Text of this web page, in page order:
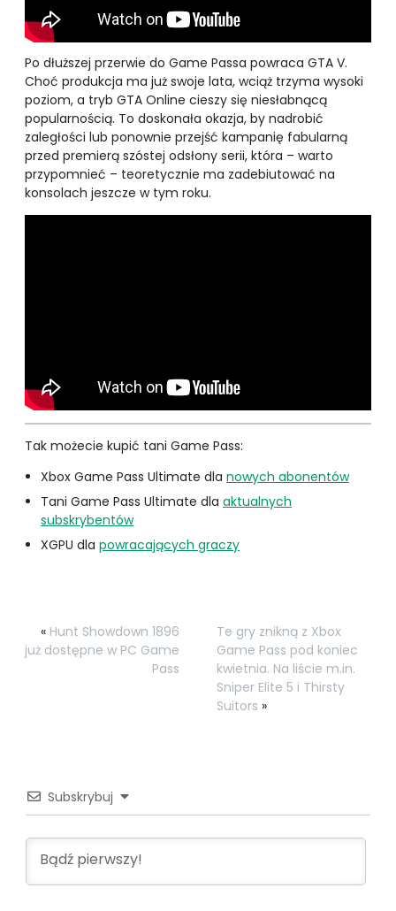
Po dłuższej przerwie do Game Passa powraca GTA V.
Choć produkcja ma już swoje lata, wciąż trzyma wysoki
poziom, a tryb GTA Online cieszy się niesłabnącą
popularnością. To doskonała okazja, by nadrobić
zaległości lub ponownie przejść kampanię fabularną
przed premierą szóstej odsłony serii, która – warto
przypomnieć – teoretycznie ma zadebiutować na
konsolach jeszcze w tym roku.
Tak możecie kupić tani Game Pass:
Xbox Game Pass Ultimate dla nowych abonentów
Tani Game Pass Ultimate dla aktualnych
subskrybentów
XGPU dla powracających graczy
« Hunt Showdown 1896
już dostępne w PC Game
Pass
Te gry znikną z Xbox
Game Pass pod koniec
kwietnia. Na liście m.in.
Sniper Elite 5 i Thirsty
Suitors »
Subskrybuj